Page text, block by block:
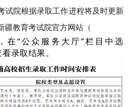
试院根据录取工作进程将及时更新
疆教育考试院官方网站（
在“公众服务大厅”栏目中选
录取结果。